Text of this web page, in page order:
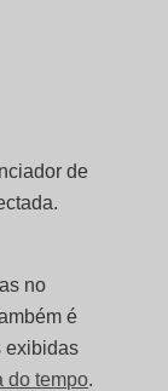
de
no
é
exibidas
do tempo.